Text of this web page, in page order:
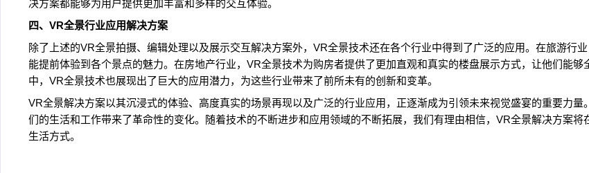
决方案都能够为用户提供更加丰富和多样的交互体验。
四、VR全景行业应用解决方案
除了上述的VR全景拍摄、编辑处理以及展示交互解决方案外，VR全景技术还在各个行业中得到了广泛的应用。在旅游行
能提前体验到各个景点的魅力。在房地产行业，VR全景技术为购房者提供了更加直观和真实的楼盘展示方式，让他们能
中，VR全景技术也展现出了巨大的应用潜力，为这些行业带来了前所未有的创新和变革。
VR全景解决方案以其沉浸式的体验、高度真实的场景再现以及广泛的行业应用，正逐渐成为引领未来视觉盛宴的重要力
们的生活和工作带来了革命性的变化。随着技术的不断进步和应用领域的不断拓展，我们有理由相信，VR全景解决方案
生活方式。